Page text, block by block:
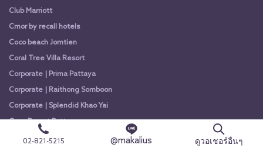
Club Marriott
Cmor by recall hotels
Coco beach Jomtien
Coral Tree Villa Resort
Corporate | Prima Pattaya
Corporate | Raithong Somboon
Corporate | Splendid Khao Yai
Cozy Resort Pattaya
Cross Pattaya Oceanphere
02-821-5215 @makalius ดูวอเชอร์อื่นๆ